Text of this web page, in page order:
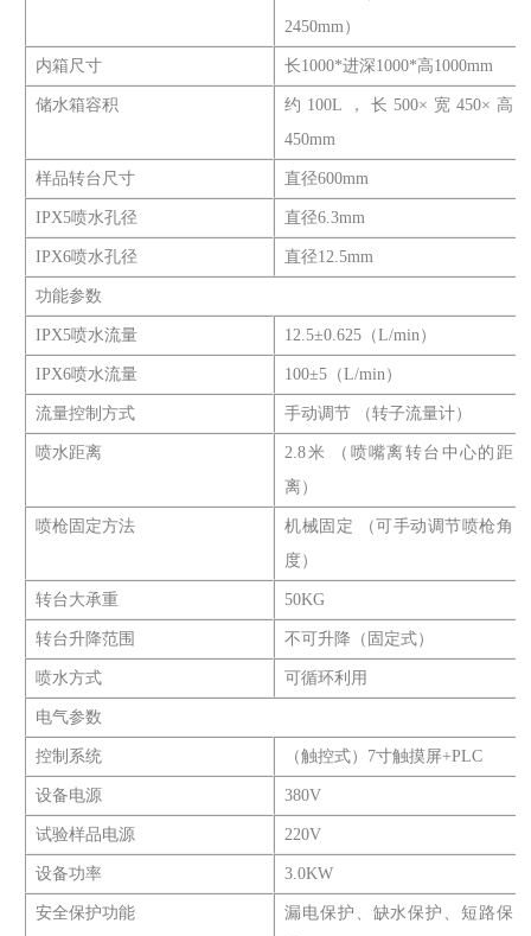
2450mm）
内箱尺寸 长1000*进深1000*高1000mm
储水箱容积
约100L，长500×宽450×高
450mm
样品转台尺寸 直径600mm
IPX5喷水孔径 直径6.3mm
IPX6喷水孔径 直径12.5mm
功能参数
IPX5喷水流量 12.5±0.625（L/min）
IPX6喷水流量 100±5（L/min）
流量控制方式 手动调节 （转子流量计）
喷水距离
2.8米 （喷嘴离转台中心的距
离）
喷枪固定方法
机械固定 （可手动调节喷枪角
度）
转台大承重 50KG
转台升降范围 不可升降（固定式）
喷水方式 可循环利用
电气参数
控制系统 （触控式）7寸触摸屏+PLC
设备电源 380V
试验样品电源 220V
设备功率 3.0KW
安全保护功能
漏电保护、缺水保护、短路保